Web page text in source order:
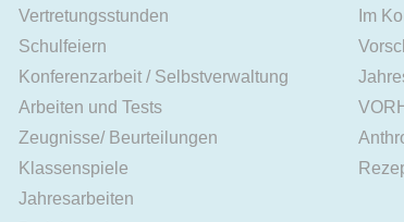
Vertretungsstunden
Schulfeiern
Konferenzarbeit / Selbstverwaltung
Arbeiten und Tests
Zeugnisse/ Beurteilungen
Klassenspiele
Jahresarbeiten
Im